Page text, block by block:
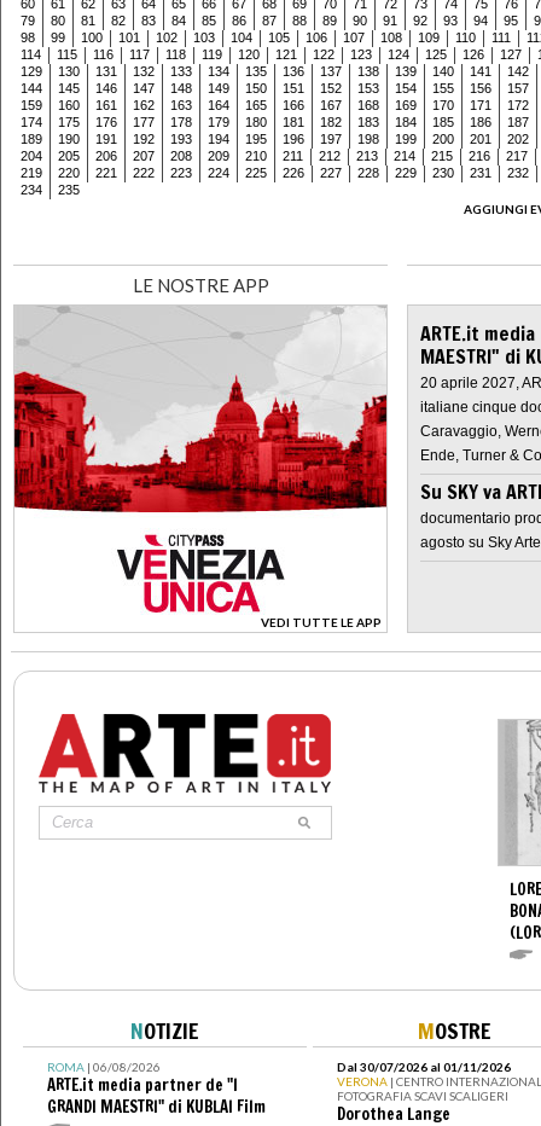
60 61 62 63 64 65 66 67 68 69 70 71 72 73 74 75 76
79
80 81 82 83 84 85 86 87 88 89 90 91 92 93 94 95
98
99 100 101 102 103 104 105 106 107 108 109 110 111
114
115 116 117 118 119 120 121 122 123 124 125 126 127
129
130 131 132 133 134 135 136 137 138 139 140 141
142
144
145 146 147 148 149 150 151 152 153 154 155 156
157
159
160 161 162 163 164 165 166 167 168 169 170 171
172
174
175 176 177 178 179 180 181 182 183 184 185 186
187
189
190 191 192 193 194 195 196 197 198 199 200 201
202
204
205 206 207 208 209 210 211 212 213 214 215 216
217
219
220 221 222 223 224 225 226 227 228 229 230 231
232
234
235
AGGIUNGI
LE NOSTRE APP
VEDI TUTTE LE APP
>
ARTE.it
MAESTRI" di
20 aprile 2027,
italiane cinque
Caravaggio,
Ende, Turner &
Su SKY va
documentario
agosto su Sky Arte
NOTIZIE
ROMA| 06/08/2026
ARTE.it media partner de "I
GRANDI MAESTRI" di KUBLAI Film
MOSTRE
Dal 30/07/2026 al 01/11/2026
VERONA | CENTRO
FOTOGRAFIA SCAVI SCALIGERI
Dorothea Lange